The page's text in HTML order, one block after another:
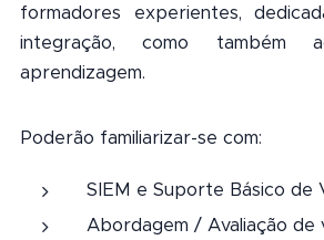
formadores experientes,
integração, como também
aprendizagem.
Poderão familiarizar-se com:
SIEM e Suporte Básico de
Abordagem / Avaliação de